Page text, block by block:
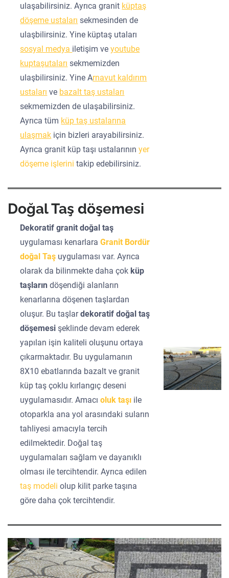
ulaşabilirsiniz. Ayrıca granit küptaş
döşeme ustaları sekmesinden de
ulaşbilirsiniz. Yine küptaş utaları
sosyal medya iletişim veyoutube
kuptaşutaları sekmemizden
ulaşbilirsiniz. Yine Arnavut kaldırım
ustaları ve bazalt taş ustaları
sekmemizden de ulaşabilirsiniz.
Ayrıca tüm küp taş ustalarına
ulaşmak için bizleri arayabilirsiniz.
Ayrıca granit küp taşı ustalarının yer
döşeme işlerini takip edebilirsiniz.
Doğal Taş döşemesi
Dekoratif granit doğal taş
uygulaması kenarlaraGranit Bordür
doğal Taş uygulaması var. Ayrıca
olarak da bilinmekte daha çok küp
taşların döşendiği alanların
kenarlarına döşenen taşlardan
oluşur. Bu taşlardekoratif doğal taş
döşemesişeklinde devam ederek
yapılan işin kaliteli oluşunu ortaya
çıkarmaktadır. Bu uygulamanın
8X10 ebatlarında bazalt ve granit
küp taş çoklu kırlangıç deseni
uygulamasıdır. Amacıoluk taşı ile
otoparkla ana yol arasındaki suların
tahliyesi amacıyla tercih
edilmektedir. Doğal taş
uygulamaları sağlam ve dayanıklı
olması ile tercihtendir. Ayrıca edilen
taş modeliolup kilit parke taşına
göre daha çok tercihtendir.